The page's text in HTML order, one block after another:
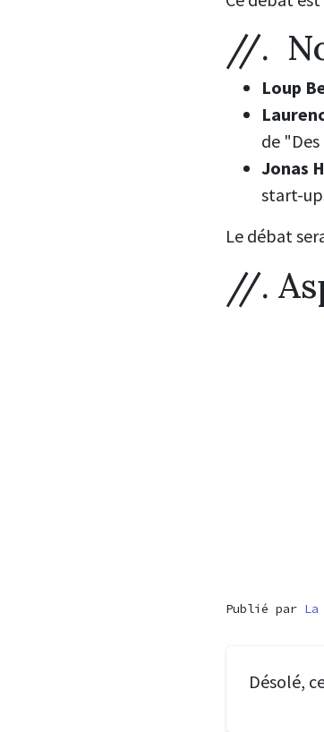
//.
Loup
de "
Jonas
start-
Le débat
//.
Publié par
Désolé,